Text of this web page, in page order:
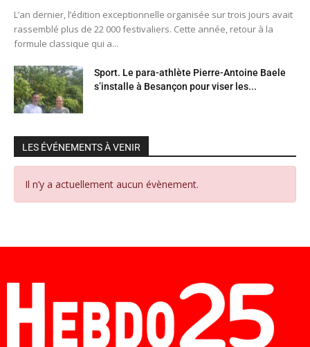
L’an dernier, l’édition exceptionnelle organisée sur trois jours avait
rassemblé plus de 22 000 festivaliers. Cette année, retour à la
formule classique qui a...
Sport. Le para-athlète Pierre-Antoine Baele
s’installe à Besançon pour viser les...
LES ÉVÉNEMENTS À VENIR
Il n’y a actuellement aucun évènement.